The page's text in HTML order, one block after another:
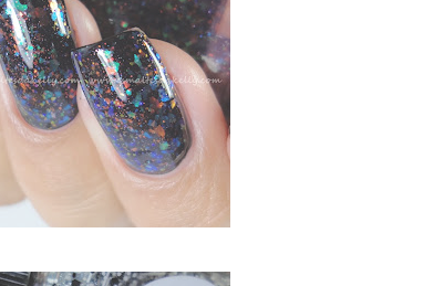
MISTURINHA DE FLOCADOS